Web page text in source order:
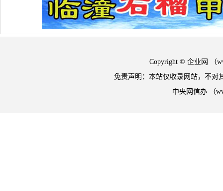
Copyright © 企业网 （
免责声明：本站仅收录网站，不对
中央网信办 （